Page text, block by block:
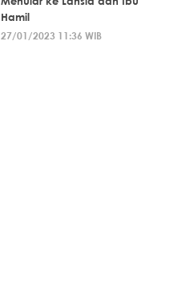
Hamil
27/01/2023 11:36 WIB